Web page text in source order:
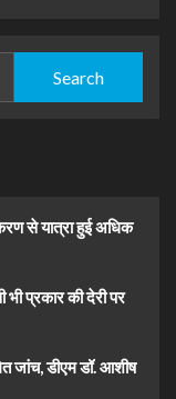
से यात्रा हुई अधिक
भी प्रकार की देरी पर
जांच, डीएम डॉ. आशीष